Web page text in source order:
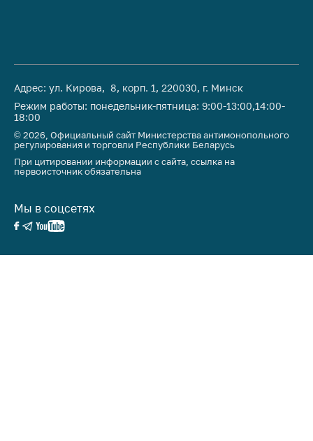
питания, бытового
Обучение по
вопросам
антимонопольного
регулирования и
конкурентной
политики
Адрес: ул. Кирова, 8, корп. 1, 220030, г. Минск
Режим работы: понедельник-пятница: 9:00-13:00,14:00-
18:00
© 2026, Официальный сайт Министерства антимонопольного
регулирования и торговли Республики Беларусь
При цитировании информации с сайта, ссылка на
первоисточник обязательна
Мы в соцсетях